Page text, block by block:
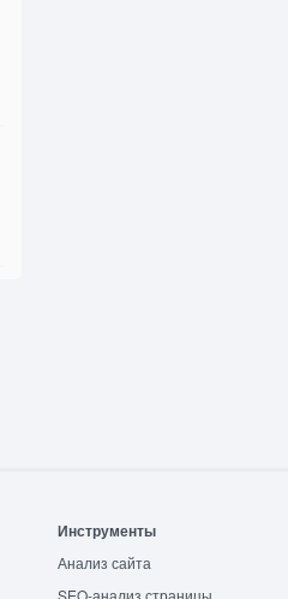
Инструменты
Анализ сайта